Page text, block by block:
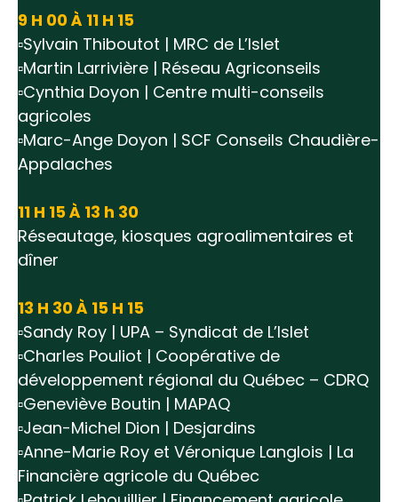
9 H 00 À 11 H 15
▫️Sylvain Thiboutot | MRC de L’Islet
▫️Martin Larrivière | Réseau Agriconseils
▫️Cynthia Doyon | Centre multi-conseils
agricoles
▫️Marc-Ange Doyon | SCF Conseils Chaudière-
Appalaches
11 H 15 À 13 h 30
Réseautage, kiosques agroalimentaires et
dîner
13 H 30 À 15 H 15
▫️Sandy Roy | UPA – Syndicat de L’Islet
▫️Charles Pouliot | Coopérative de
développement régional du Québec – CDRQ
▫️Geneviève Boutin | MAPAQ
▫️Jean-Michel Dion | Desjardins
▫️Anne-Marie Roy et Véronique Langlois | La
Financière agricole du Québec